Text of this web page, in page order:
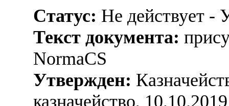
Статус: Не действует -
Текст документа:
NormaCS
Утвержден:
казначейство, 10.10.2019